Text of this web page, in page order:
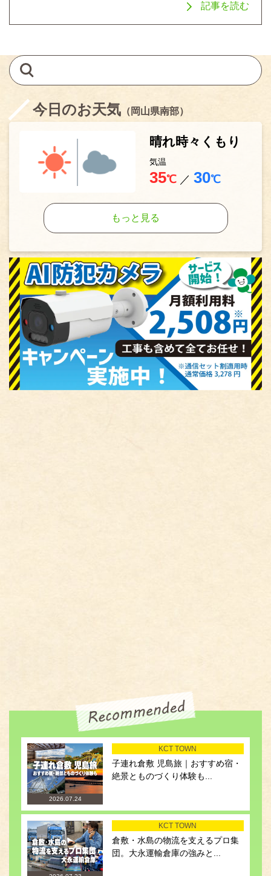
記事を読む
今日のお天気 （岡山県南部）
晴れ時々くもり
気温
35℃ ／ 30℃
もっと見る
2026.07.24
KCT TOWN
子連れ倉敷 児島旅｜おすすめ宿・
絶景とものづくり体験も...
KCT TOWN
倉敷・水島の物流を支えるプロ集
団。大永運輸倉庫の強みと...